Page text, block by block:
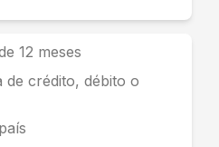
12 meses
de crédito, débito o